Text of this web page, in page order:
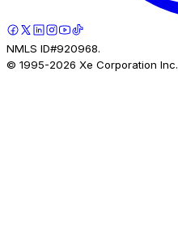
NMLS ID#920968.
© 1995-2026 Xe Corporation Inc.